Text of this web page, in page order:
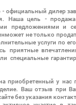
- официальный дилер
Наша цель -
предложениями и
не только
услуги по
приятные
специальные
приобретенный у нас
Ваш отзыв при
без указания